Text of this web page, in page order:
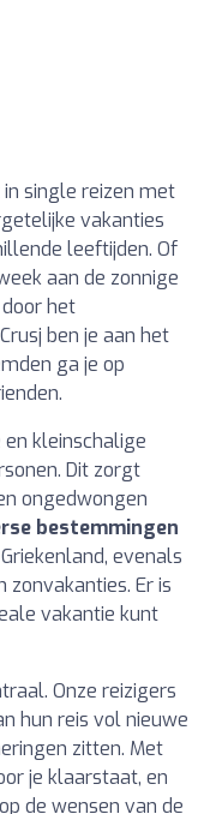
single reizen met
vakanties
leeftijden. Of
aan de zonnige
het
ben je aan het
ga je op
en kleinschalige
Dit zorgt
ongedwongen
bestemmingen
evenals
Er is
vakantie kunt
Onze reizigers
hun reis vol nieuwe
zitten. Met
je klaarstaat, en
de wensen van de